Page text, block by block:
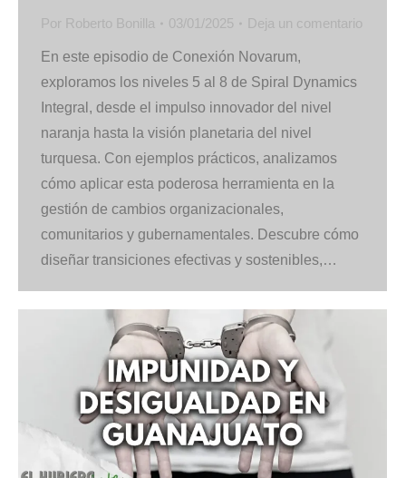
Por Roberto Bonilla 03/01/2025 Deja un comentario
En este episodio de Conexión Novarum,
exploramos los niveles 5 al 8 de Spiral Dynamics
Integral, desde el impulso innovador del nivel
naranja hasta la visión planetaria del nivel
turquesa. Con ejemplos prácticos, analizamos
cómo aplicar esta poderosa herramienta en la
gestión de cambios organizacionales,
comunitarios y gubernamentales. Descubre cómo
diseñar transiciones efectivas y sostenibles,…